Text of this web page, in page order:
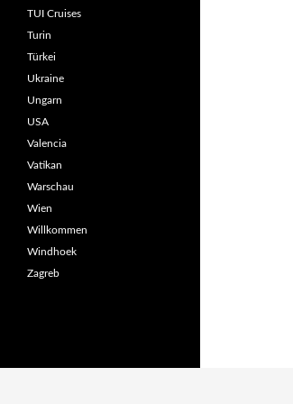
TUI Cruises
Turin
Türkei
Ukraine
Ungarn
USA
Valencia
Vatikan
Warschau
Wien
Willkommen
Windhoek
Zagreb